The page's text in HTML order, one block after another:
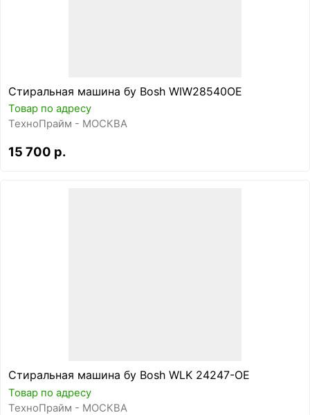
Стиральная машина бу Bosh WIW28540OE
Товар по адресу
ТехноПрайм - МОСКВА
15 700 р.
Стиральная машина бу Bosh WLK 24247-OE
Товар по адресу
ТехноПрайм - МОСКВА